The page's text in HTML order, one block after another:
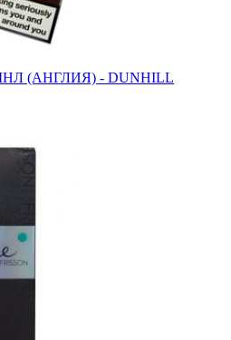
(АНГЛИЯ) - DUNHILL